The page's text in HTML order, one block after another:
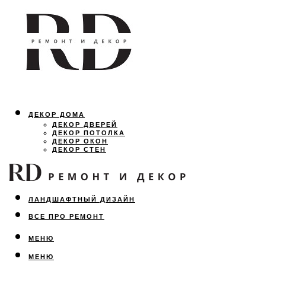
ДЕКОР ДОМА
ДЕКОР ДВЕРЕЙ
ДЕКОР ПОТОЛКА
ДЕКОР ОКОН
ДЕКОР СТЕН
ОСВЕЩЕНИЕ
ДИЗАЙН ИНТЕРЬЕРА
ЛАНДШАФТНЫЙ ДИЗАЙН
ВСЕ ПРО РЕМОНТ
МЕНЮ
МЕНЮ